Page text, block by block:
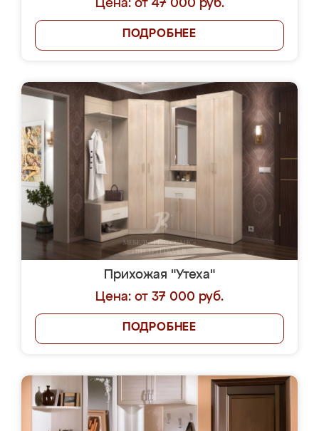
Цена: от 47 000 руб.
ПОДРОБНЕЕ
Прихожая "Утеха"
Цена: от 37 000 руб.
ПОДРОБНЕЕ